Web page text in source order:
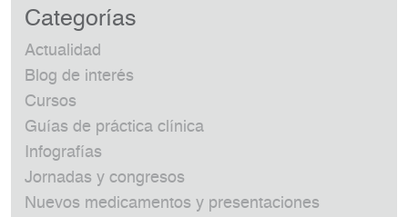
Categorías
Actualidad
Blog de interés
Cursos
Guías de práctica clínica
Infografías
Jornadas y congresos
Nuevos medicamentos y presentaciones